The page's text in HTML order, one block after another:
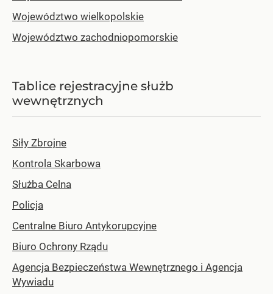
Województwo wielkopolskie
Województwo zachodniopomorskie
Tablice rejestracyjne służb
wewnętrznych
Siły Zbrojne
Kontrola Skarbowa
Służba Celna
Policja
Centralne Biuro Antykorupcyjne
Biuro Ochrony Rządu
Agencja Bezpieczeństwa Wewnętrznego i Agencja
Wywiadu